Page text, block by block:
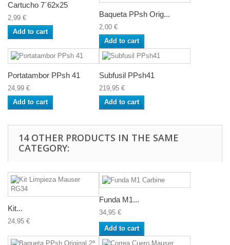
Cartucho 7´62x25
2,99 €
Add to cart
Baqueta PPsh Orig...
2,00 €
Add to cart
Portatambor PPsh 41
24,99 €
Add to cart
Subfusil PPsh41
219,95 €
Add to cart
14 OTHER PRODUCTS IN THE SAME
CATEGORY:
Kit...
24,95 €
Funda M1...
34,95 €
Add to cart